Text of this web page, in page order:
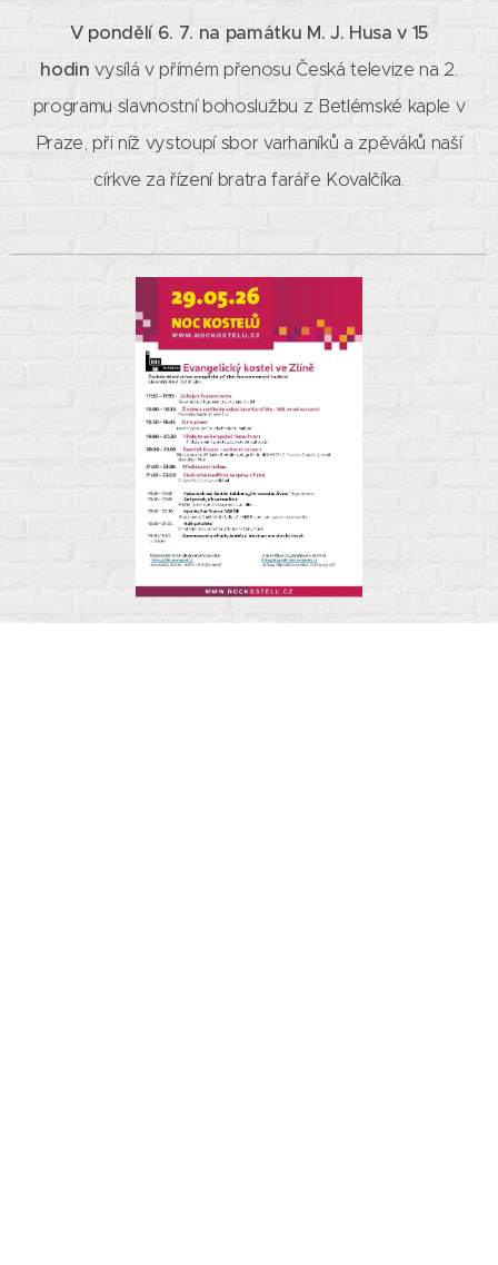
V pondělí 6. 7. na památku M. J. Husa v 15
hodin vysílá v přímém přenosu Česká televize na 2.
programu slavnostní bohoslužbu z Betlémské kaple v
Praze, při níž vystoupí sbor varhaníků a zpěváků naší
církve za řízení bratra faráře Kovalčíka.